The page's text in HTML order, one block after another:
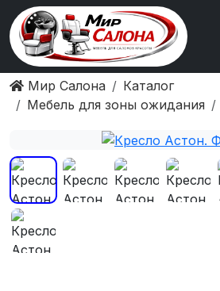
Мир Салона
Каталог
Мебель для зоны ожидания